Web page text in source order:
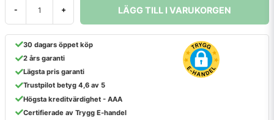
- + LÄGG TILL I VARUKORGEN
30 dagars öppet köp
2 års garanti
Lägsta pris garanti
Trustpilot betyg 4,6 av 5
Högsta kreditvärdighet - AAA
Certifierade av Trygg E-handel